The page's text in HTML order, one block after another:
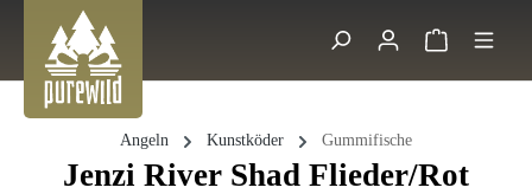
Zum Hauptinhalt springen
Suche
Angeln Kunstköder Gummifische
Jenzi River Shad Flieder/Rot